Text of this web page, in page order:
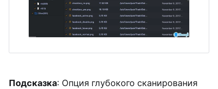
Подсказка: Опция глубокого сканирования